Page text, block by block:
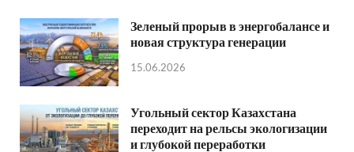
Зеленый прорыв в энергобалансе и
новая структура генерации
15.06.2026
Угольный сектор Казахстана
переходит на рельсы экологизации
и глубокой переработки